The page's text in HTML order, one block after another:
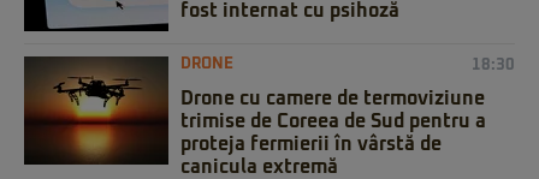
fost internat cu psihoză
DRONE 18:30
Drone cu camere de termoviziune
trimise de Coreea de Sud pentru a
proteja fermierii în vârstă de
canicula extremă